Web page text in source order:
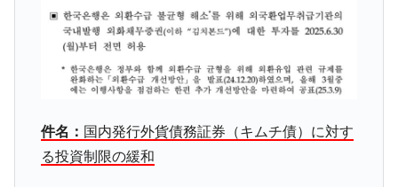
『Money1』
『韓国銀行』が「金の保有量を増やしま
す」⇒「金を経由するドル入手」手段ではないのか？
『Money1』
韓国･外為取引量「1日当たり1,214.4億ド
『Money1』
韓国･帰ってきた李在明。李在明を支持しな
い「50.5％」に上昇
件名： 国内発行外貨債務証券（キムチ債）に対す
る投資制限の緩和